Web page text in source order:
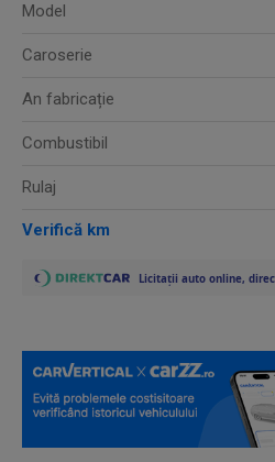
Model
Caroserie
An fabricație
Combustibil
Rulaj
Verifică km